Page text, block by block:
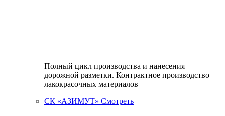
Полный цикл производства и нанесения
дорожной разметки. Контрактное производство
лакокрасочных материалов
СК «АЗИМУТ» Смотреть